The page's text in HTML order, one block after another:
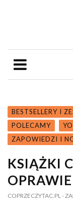
BESTSELLERY I
POLECAMY
ZAPOWIEDZI I
KSIĄŻKI
COPRZECZYTAC.PL -